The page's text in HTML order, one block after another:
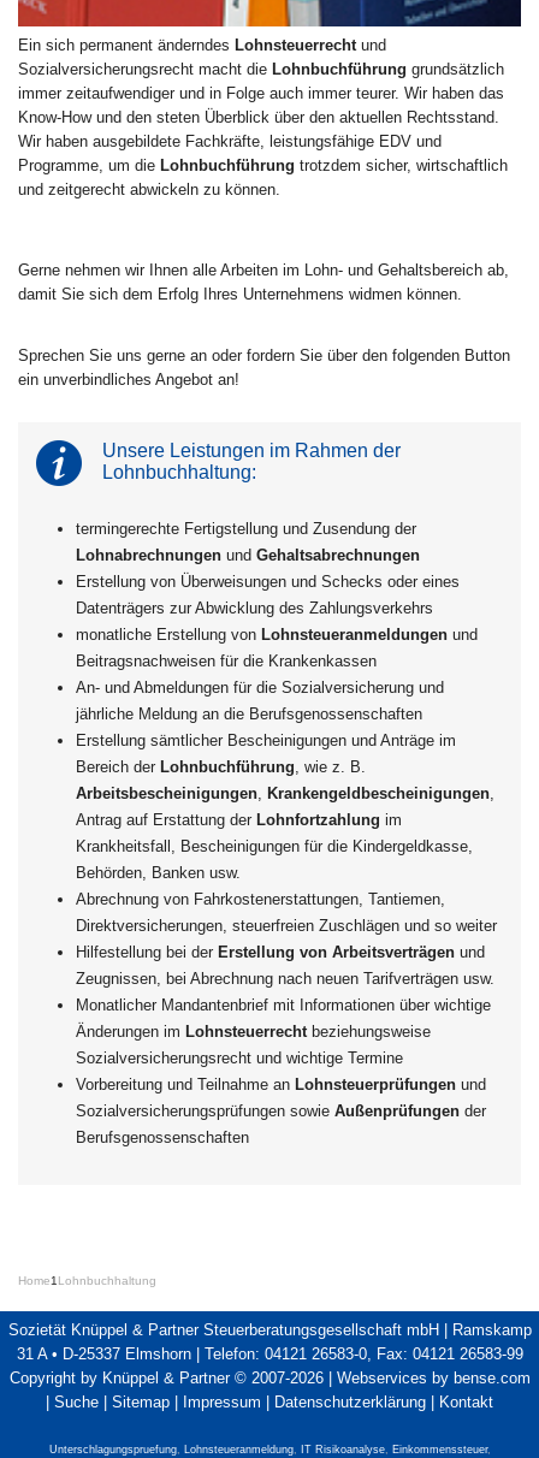
Ein sich permanent änderndes Lohnsteuerrechtund
Sozialversicherungsrecht macht die Lohnbuchführung grundsätzlich
immer zeitaufwendiger und in Folge auch immer teurer. Wir haben das
Know-How und den steten Überblick über den aktuellen Rechtsstand.
Wir haben ausgebildete Fachkräfte, leistungsfähige EDV und
Programme, um die Lohnbuchführung trotzdem sicher, wirtschaftlich
und zeitgerecht abwickeln zu können.
Gerne nehmen wir Ihnen alle Arbeiten im Lohn- und Gehaltsbereich ab,
damit Sie sich dem Erfolg Ihres Unternehmens widmen können.
Sprechen Sie uns gerne an oder fordern Sie über den folgenden Button
ein unverbindliches Angebot an!
Unsere Leistungen im Rahmen der
Lohnbuchhaltung:
termingerechte Fertigstellung und Zusendung der
Lohnabrechnungenund Gehaltsabrechnungen
Erstellung von Überweisungen und Schecks oder eines
Datenträgers zur Abwicklung des Zahlungsverkehrs
monatliche Erstellung von Lohnsteueranmeldungenund
Beitragsnachweisen für die Krankenkassen
An- und Abmeldungen für die Sozialversicherung und
jährliche Meldung an die Berufsgenossenschaften
Erstellung sämtlicher Bescheinigungen und Anträge im
Bereich der Lohnbuchführung , wie z. B.
Arbeitsbescheinigungen, Krankengeldbescheinigungen,
Antrag auf Erstattung der Lohnfortzahlung im
Krankheitsfall, Bescheinigungen für die Kindergeldkasse,
Behörden, Banken usw.
Abrechnung von Fahrkostenerstattungen, Tantiemen,
Direktversicherungen, steuerfreien Zuschlägen und so weiter
Hilfestellung bei der Erstellung von Arbeitsverträgenund
Zeugnissen, bei Abrechnung nach neuen Tarifverträgen usw.
Monatlicher Mandantenbrief mit Informationen über wichtige
Änderungen im Lohnsteuerrechtbeziehungsweise
Sozialversicherungsrecht und wichtige Termine
Vorbereitung und Teilnahme an Lohnsteuerprüfungenund
Sozialversicherungsprüfungen sowie Außenprüfungender
Berufsgenossenschaften
Home1 Lohnbuchhaltung
Sozietät Knüppel & Partner Steuerberatungsgesellschaft mbH | Ramskamp
31 A • D-25337 Elmshorn | Telefon: 04121 26583-0, Fax: 04121 26583-99
Copyright by Knüppel & Partner © 2007-2026 | Webservices by bense.com
Suche Sitemap Impressum Datenschutzerklärung Kontakt
Unterschlagungspruefung, Lohnsteueranmeldung, IT Risikoanalyse, Einkommenssteuer,